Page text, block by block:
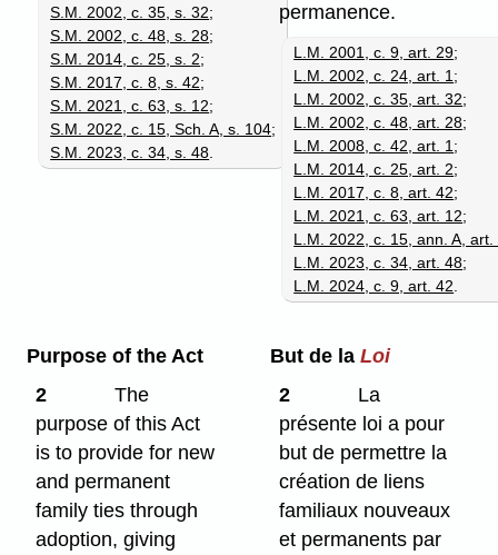
S.M. 2002, c. 35, s. 32;
S.M. 2002, c. 48, s. 28;
S.M. 2014, c. 25, s. 2;
S.M. 2017, c. 8, s. 42;
S.M. 2021, c. 63, s. 12;
S.M. 2022, c. 15, Sch. A, s. 104;
S.M. 2023, c. 34, s. 48
permanence.
L.M. 2001, c. 9, art. 29;
L.M. 2002, c. 24, art. 1 ;
L.M. 2002, c. 35, art. 32;
L.M. 2002, c. 48, art. 28;
L.M. 2008, c. 42, art. 1 ;
L.M. 2014, c. 25, art. 2;
L.M. 2017, c. 8, art. 42;
L.M. 2021, c. 63, art. 12;
L.M. 2022, c. 15, ann. A, art.
L.M. 2023, c. 34, art. 48;
L.M. 2024, c. 9, art. 42
Purpose of the Act
2
The
purpose of this Act
is to provide for new
and permanent
family ties through
adoption, giving
But de la Loi
2
La
présente loi a pour
but de permettre la
création de liens
familiaux nouveaux
et permanents par